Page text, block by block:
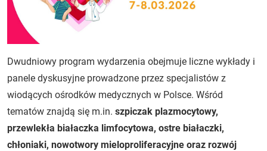
Dwudniowy program wydarzenia obejmuje liczne wykłady i
panele dyskusyjne prowadzone przez specjalistów z
wiodących ośrodków medycznych w Polsce. Wśród
tematów znajdą się m.in. szpiczak plazmocytowy,
przewlekła białaczka limfocytowa, ostre białaczki,
chłoniaki, nowotwory mieloproliferacyjne oraz rozwój